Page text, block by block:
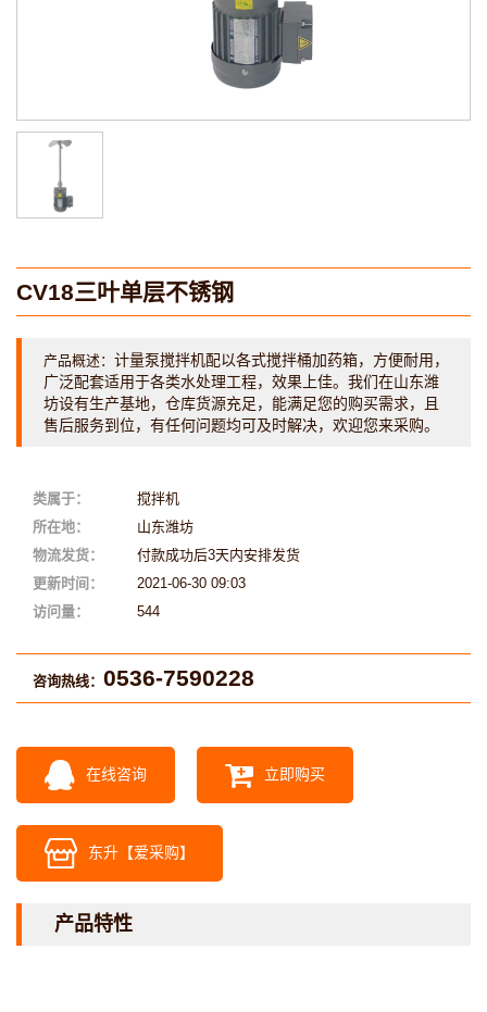
CV18三叶单层不锈钢
产品概述： 计量泵搅拌机配以各式搅拌桶加药箱，方便耐用，
广泛配套适用于各类水处理工程，效果上佳。我们在山东潍
坊设有生产基地，仓库货源充足，能满足您的购买需求，且
售后服务到位，有任何问题均可及时解决，欢迎您来采购。
类属于：
搅拌机
所在地：
山东潍坊
物流发货：
付款成功后3天内安排发货
更新时间：
2021-06-30 09:03
访问量：
544
咨询热线： 0536-7590228
在线咨询 立即购买
东升【爱采购】
产品特性